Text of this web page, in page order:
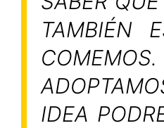
TAMBIÉN
IDEA